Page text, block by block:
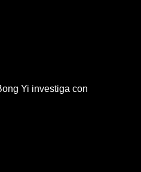
Yi investiga con